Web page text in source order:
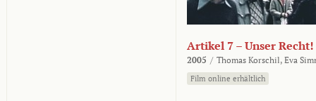
Artikel 7 – Unser Recht!
2005 / Thomas Korschil, Eva
Film online erhältlich